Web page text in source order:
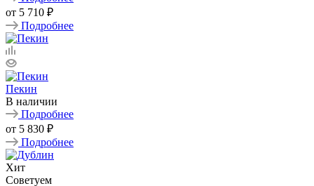
от 5 710 ₽
Подробнее
Пекин
В наличии
Подробнее
от 5 830 ₽
Подробнее
Хит
Советуем